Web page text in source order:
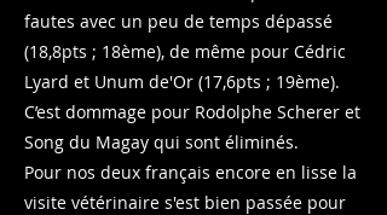
fautes avec un peu de temps dépassé
(18,8pts ; 18ème), de même pour Cédric
Lyard et Unum de'Or (17,6pts ; 19ème).
C’est dommage pour Rodolphe Scherer et
Song du Magay qui sont éliminés.
Pour nos deux français encore en lisse la
visite vétérinaire s'est bien passée pour